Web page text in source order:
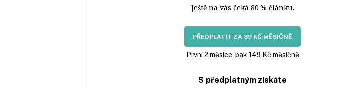
Ještě na vás čeká 80 % článku.
PŘEDPLATIT ZA 39 KČ MĚSÍČNĚ
První 2 měsíce, pak 149 Kč měsíčně
S předplatným získáte